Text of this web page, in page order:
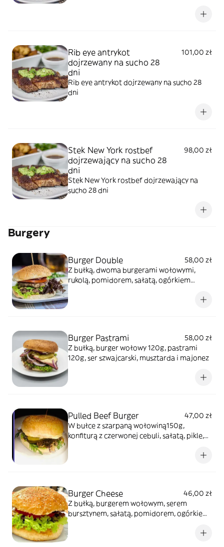
Rib eye antrykot
dojrzewany na sucho 28
dni
101,00 zł
Rib eye antrykot dojrzewany na sucho 28
dni
Stek New York rostbef
dojrzewający na sucho 28
dni
98,00 zł
Stek New York rostbef dojrzewający na
sucho 28 dni
Burgery
Burger Double
58,00 zł
Z bułką, dwoma burgerami wołowymi,
rukolą, pomidorem, sałatą, ogórkiem
Burger Pastrami
58,00 zł
Z bułką, burger wołowy 120g, pastrami
120g, ser szwajcarski, musztarda i majonez
Pulled Beef Burger
47,00 zł
W bułce z szarpaną wołowiną150g,
konfiturą z czerwonej cebuli, sałatą, pikle,
Burger Cheese
46,00 zł
Z bułką, burgerem wołowym, serem
bursztynem, sałatą, pomidorem, ogórkiem